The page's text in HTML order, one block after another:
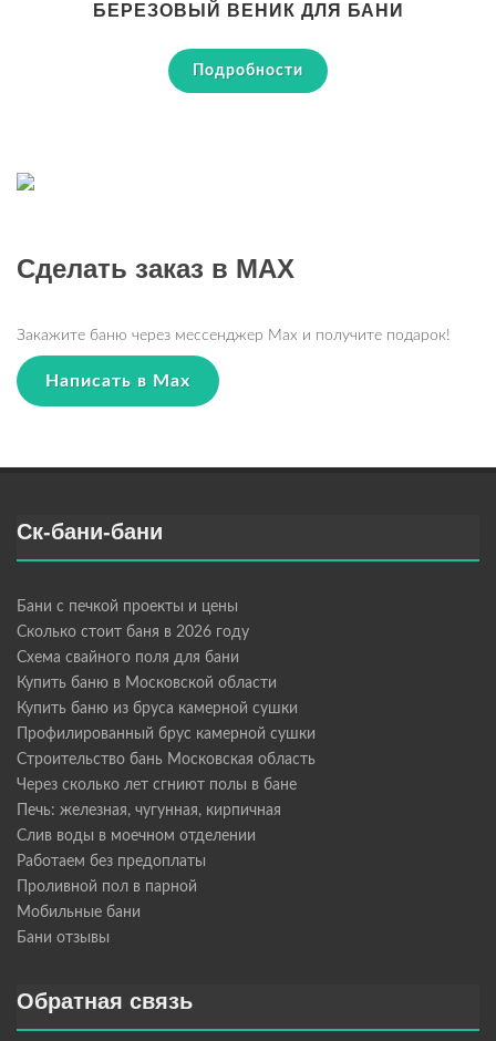
БЕРЕЗОВЫЙ ВЕНИК ДЛЯ БАНИ
Подробности
Сделать заказ в MAX
Закажите баню через мессенджер Max и получите подарок!
Написать в Max
Ск-бани-бани
Бани с печкой проекты и цены
Сколько стоит баня в 2026 году
Схема свайного поля для бани
Купить баню в Московской области
Купить баню из бруса камерной сушки
Профилированный брус камерной сушки
Строительство бань Московская область
Через сколько лет сгниют полы в бане
Печь: железная, чугунная, кирпичная
Слив воды в моечном отделении
Работаем без предоплаты
Проливной пол в парной
Мобильные бани
Бани отзывы
Обратная связь